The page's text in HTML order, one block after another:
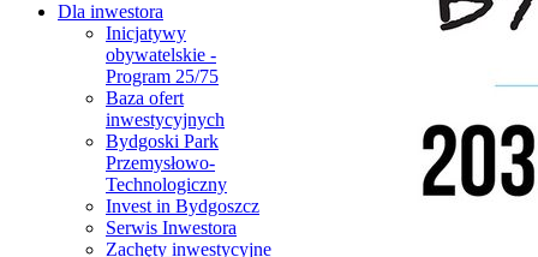
Dla inwestora
Inicjatywy
obywatelskie -
Program 25/75
Baza ofert
inwestycyjnych
Bydgoski Park
Przemysłowo-
Technologiczny
Invest in Bydgoszcz
Serwis Inwestora
Zachęty inwestycyjne